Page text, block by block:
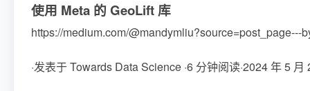
使用 Meta 的 GeoLift 库
https://medium.com/@mandymliu?source=post_page---
·发表于 Towards Data Science ·6 分钟阅读·2024 年 5 月